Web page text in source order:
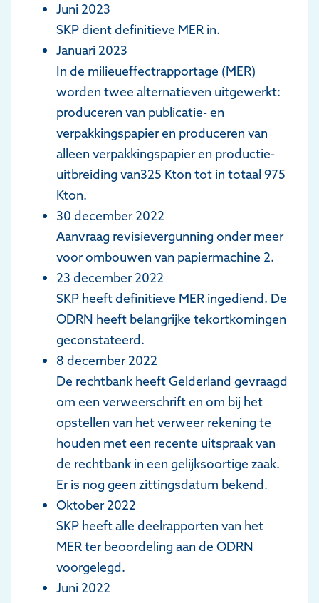
Juni 2023
SKP dient definitieve MER in.
Januari 2023
In de milieueffectrapportage (MER)
worden twee alternatieven uitgewerkt:
produceren van publicatie- en
verpakkingspapier en produceren van
alleen verpakkingspapier en productie-
uitbreiding van325 Kton tot in totaal 975
Kton.
30 december 2022
Aanvraag revisievergunning onder meer
voor ombouwen van papiermachine 2.
23 december 2022
SKP heeft definitieve MER ingediend. De
ODRN heeft belangrijke tekortkomingen
geconstateerd.
8 december 2022
De rechtbank heeft Gelderland gevraagd
om een verweerschrift en om bij het
opstellen van het verweer rekening te
houden met een recente uitspraak van
de rechtbank in een gelijksoortige zaak.
Er is nog geen zittingsdatum bekend.
Oktober 2022
SKP heeft alle deelrapporten van het
MER ter beoordeling aan de ODRN
voorgelegd.
Juni 2022